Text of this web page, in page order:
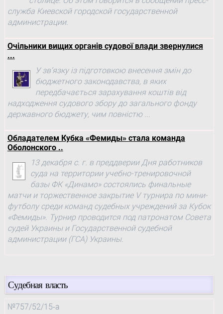
служба Киевской городской государственной
администрации.
Очільники вищих органів судової влади звернулися
...
У зв’язку із підготовкою внесення змін до
бюджетного законодавства, в яких
передбачається зарахування коштів від
надходження судового збору до загального фонду
державного бюджету, чим повністю ...
Обладателем Кубка «Фемиды» стала команда
Оболонского ..
13 декабря с. г. в преддверии Дня работников
суда на территории учебно-тренировочной
базы ФК «Динамо» состоялись финальные
матчи и торжественное закрытие V турнира по мини-
футболу среди команд судебных учреждений за Кубок
«Фемиды». Турнир проводится под патронатом Совета
судей Украины и Государственной судебной
администрации (ГСА) Украины.
Судебная власть
№757/52/15-а